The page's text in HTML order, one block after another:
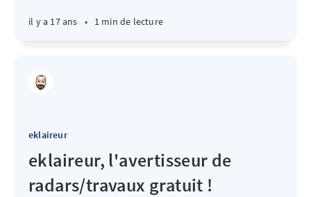
il y a 17 ans • 1 min de lecture
eklaireur
eklaireur, l'avertisseur de
radars/travaux gratuit !